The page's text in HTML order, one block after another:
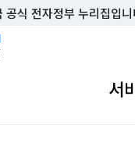
공식 전자정부 누리집입
고객상담센터
서